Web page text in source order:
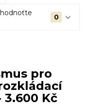
0
pro
Kč